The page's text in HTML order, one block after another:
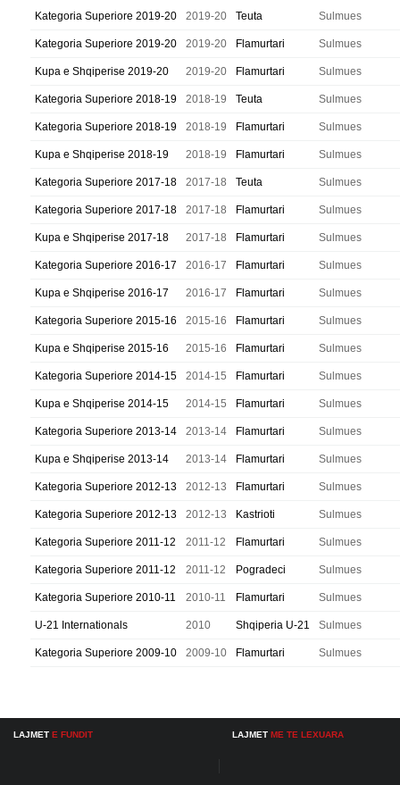
Kategoria Superiore 2019-20
2019-20 Teuta Sulmues
Kategoria Superiore 2019-20 2019-20 Flamurtari Sulmues
Kupa e Shqiperise 2019-20 2019-20 Flamurtari Sulmues
Kategoria Superiore 2018-19 2018-19 Teuta Sulmues
Kategoria Superiore 2018-19 2018-19 Flamurtari Sulmues
Kupa e Shqiperise 2018-19 2018-19 Flamurtari Sulmues
Kategoria Superiore 2017-18 2017-18 Teuta Sulmues
Kategoria Superiore 2017-18 2017-18 Flamurtari Sulmues
Kupa e Shqiperise 2017-18 2017-18 Flamurtari Sulmues
Kategoria Superiore 2016-17 2016-17 Flamurtari Sulmues
Kupa e Shqiperise 2016-17 2016-17 Flamurtari Sulmues
Kategoria Superiore 2015-16 2015-16 Flamurtari Sulmues
Kupa e Shqiperise 2015-16 2015-16 Flamurtari Sulmues
Kategoria Superiore 2014-15 2014-15 Flamurtari Sulmues
Kupa e Shqiperise 2014-15 2014-15 Flamurtari Sulmues
Kategoria Superiore 2013-14 2013-14 Flamurtari Sulmues
Kupa e Shqiperise 2013-14 2013-14 Flamurtari Sulmues
Kategoria Superiore 2012-13 2012-13 Flamurtari Sulmues
Kategoria Superiore 2012-13 2012-13 Kastrioti Sulmues
Kategoria Superiore 2011-12 2011-12 Flamurtari Sulmues
Kategoria Superiore 2011-12 2011-12 Pogradeci Sulmues
Kategoria Superiore 2010-11 2010-11 Flamurtari Sulmues
U-21 Internationals 2010 Shqiperia U-21 Sulmues
Kategoria Superiore 2009-10 2009-10 Flamurtari Sulmues
LAJMET E FUNDIT LAJMET ME TE LEXUARA